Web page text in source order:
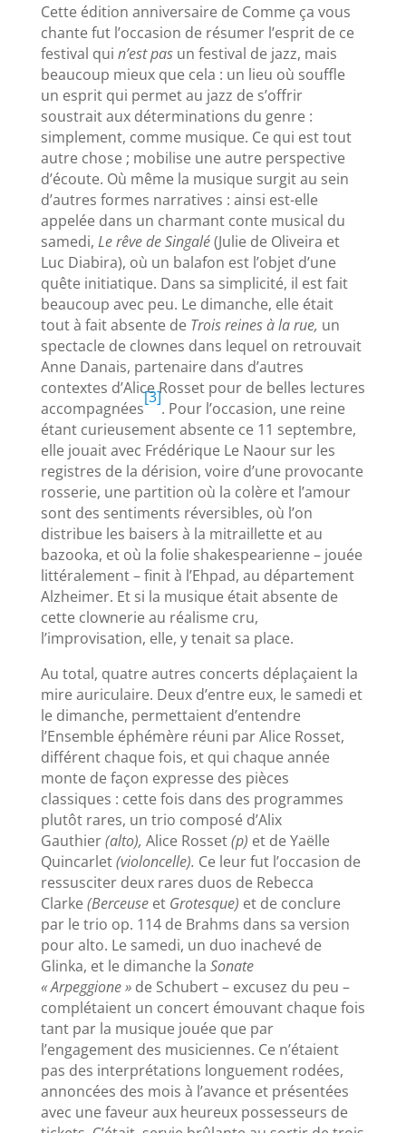
Cette édition anniversaire de Comme ça vous
chante fut l’occasion de résumer l’esprit de ce
festival qui n’est pasun festival de jazz, mais
beaucoup mieux que cela : un lieu où souffle
un esprit qui permet au jazz de s’offrir
soustrait aux déterminations du genre :
simplement, comme musique. Ce qui est tout
autre chose ; mobilise une autre perspective
d’écoute. Où même la musique surgit au sein
d’autres formes narratives : ainsi est-elle
appelée dans un charmant conte musical du
samedi, Le rêve de Singalé(Julie de Oliveira et
Luc Diabira), où un balafon est l’objet d’une
quête initiatique. Dans sa simplicité, il est fait
beaucoup avec peu. Le dimanche, elle était
tout à fait absente de Trois reines à la rue, un
spectacle de clownes dans lequel on retrouvait
Anne Danais, partenaire dans d’autres
contextes d’Alice Rosset pour de belles lectures
accompagnées
[3]
. Pour l’occasion, une reine
étant curieusement absente ce 11 septembre,
elle jouait avec Frédérique Le Naour sur les
registres de la dérision, voire d’une provocante
rosserie, une partition où la colère et l’amour
sont des sentiments réversibles, où l’on
distribue les baisers à la mitraillette et au
bazooka, et où la folie shakespearienne – jouée
littéralement – finit à l’Ehpad, au département
Alzheimer. Et si la musique était absente de
cette clownerie au réalisme cru,
l’improvisation, elle, y tenait sa place.
Au total, quatre autres concerts déplaçaient la
mire auriculaire. Deux d’entre eux, le samedi et
le dimanche, permettaient d’entendre
l’Ensemble éphémère réuni par Alice Rosset,
différent chaque fois, et qui chaque année
monte de façon expresse des pièces
classiques : cette fois dans des programmes
plutôt rares, un trio composé d’Alix
Gauthier(alto), Alice Rosset(p) et de Yaëlle
Quincarlet(violoncelle). Ce leur fut l’occasion de
ressusciter deux rares duos de Rebecca
Clarke(Berceuseet Grotesque) et de conclure
par le trio op. 114 de Brahms dans sa version
pour alto. Le samedi, un duo inachevé de
Glinka, et le dimanche la Sonate
« Arpeggione » de Schubert – excusez du peu –
complétaient un concert émouvant chaque fois
tant par la musique jouée que par
l’engagement des musiciennes. Ce n’étaient
pas des interprétations longuement rodées,
annoncées des mois à l’avance et présentées
avec une faveur aux heureux possesseurs de